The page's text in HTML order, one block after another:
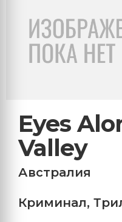
Eyes
Valley
Австралия
Криминал,